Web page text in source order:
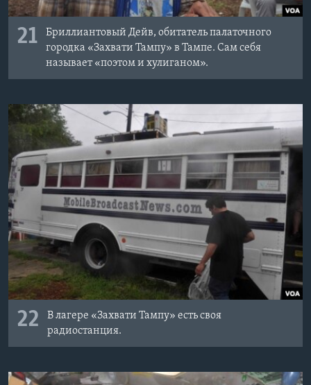
21
Бриллиантовый Дейв, обитатель палаточного
городка «Захвати Тампу» в Тампе. Сам себя
называет «поэтом и хулиганом».
22
В лагере «Захвати Тампу» есть своя
радиостанция.